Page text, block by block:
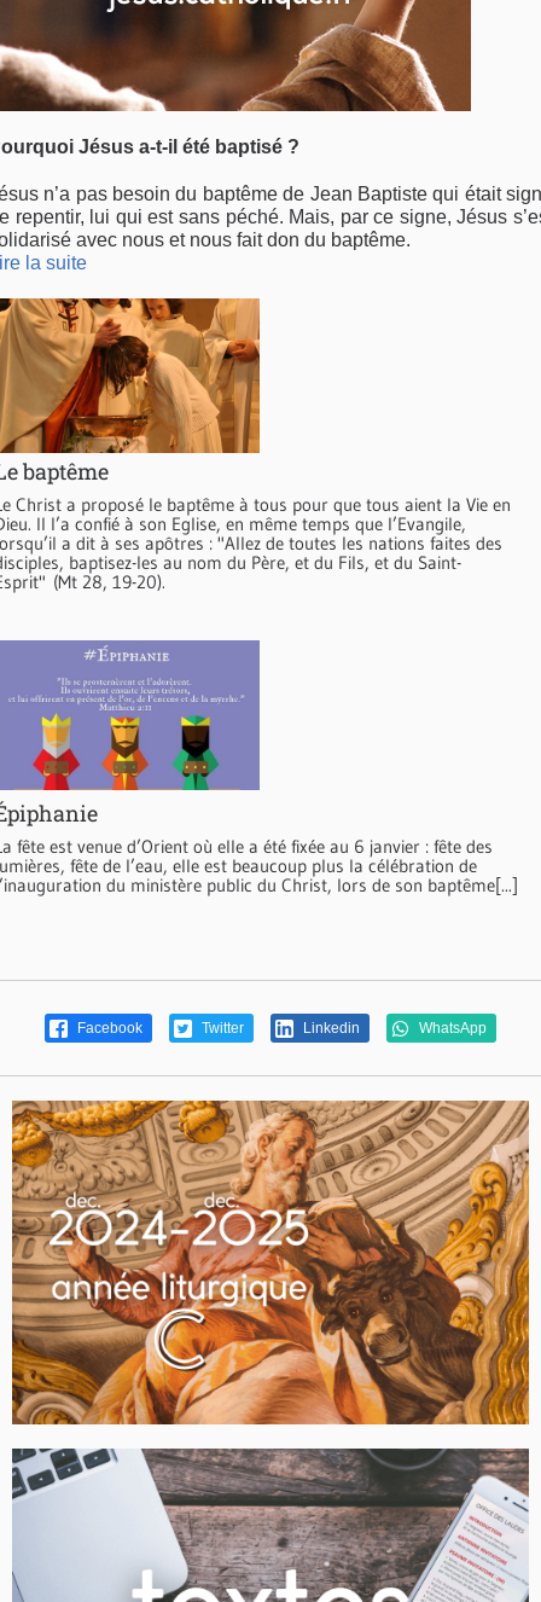
Jésus a-t-il été baptisé ?
n’a pas besoin du baptême de Jean Baptiste qui était
repentir, lui qui est sans péché. Mais, par ce signe, Jésus
avec nous et nous fait don du baptême.
la suite
baptême
Christ a proposé le baptême à tous pour que tous aient la Vie en
Il l’a confié à son Eglise, en même temps que l’Evangile,
a dit à ses apôtres : "Allez de toutes les nations faites des
baptisez-les au nom du Père, et du Fils, et du Saint-
(Mt 28, 19-20).
fête est venue d’Orient où elle a été fixée au 6 janvier : fête des
fête de l’eau, elle est beaucoup plus la célébration de
du ministère public du Christ, lors de son baptême[...]
Facebook Twitter Linkedin WhatsApp